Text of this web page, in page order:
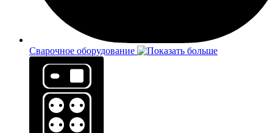
Сварочное оборудование